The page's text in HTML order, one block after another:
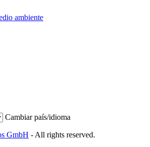
ambiente
Cambiar país/idioma
GmbH - All rights reserved.